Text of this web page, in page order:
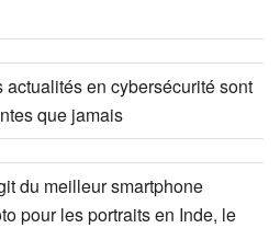
actualités en cybersécurité sont
que jamais
du meilleur smartphone
pour les portraits en Inde, le